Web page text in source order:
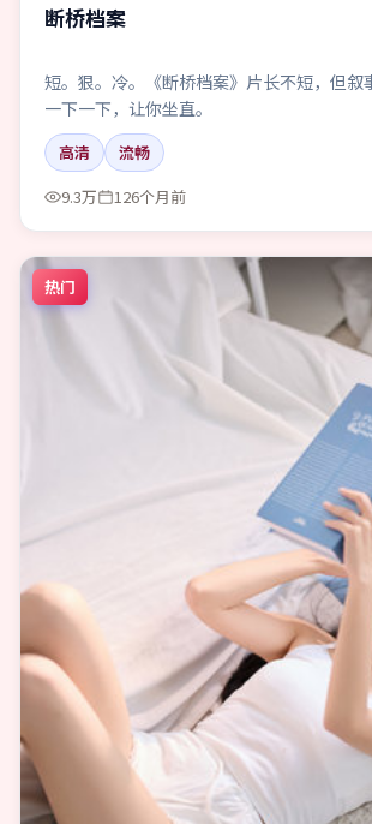
断桥档案
短。狠。冷。《断桥档案》片长不短，但叙
一下一下，让你坐直。
高清
流畅
9.3万
126个月前
热门